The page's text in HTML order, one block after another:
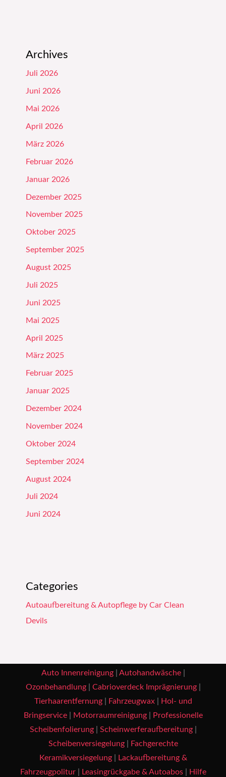
Archives
Juli 2026
Juni 2026
Mai 2026
April 2026
März 2026
Februar 2026
Januar 2026
Dezember 2025
November 2025
Oktober 2025
September 2025
August 2025
Juli 2025
Juni 2025
Mai 2025
April 2025
März 2025
Februar 2025
Januar 2025
Dezember 2024
November 2024
Oktober 2024
September 2024
August 2024
Juli 2024
Juni 2024
Categories
Autoaufbereitung & Autopflege by Car Clean
Devils
Auto Innenreinigung| Autohandwäsche|
Ozonbehandlung| Cabrioverdeck Imprägnierung|
Tierhaarentfernung| Fahrzeugwax|
Hol- und
Bringservice| Motorraumreinigung|
Professionelle
Scheibenfolierung| Scheinwerferaufbereitung|
Scheibenversiegelung|
Fachgerechte
Keramikversiegelung|
Lackaufbereitung &
Fahrzeugpolitur| Leasingrückgabe & Autoabos| Hilfe